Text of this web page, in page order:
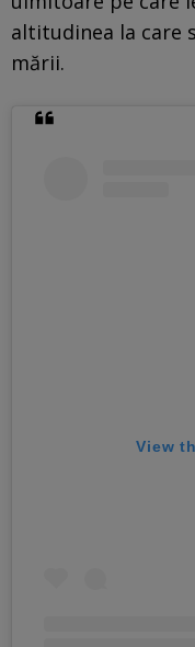
altitudinea la care
mării.
View